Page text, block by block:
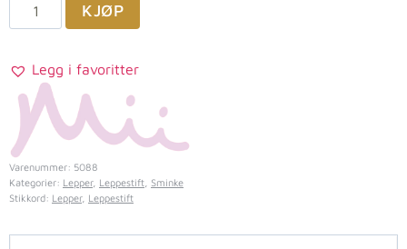
KJØP
Legg i favoritter
Varenummer: 5088
Kategorier: Lepper, Leppestift
Sminke
Stikkord: Lepper, Leppestift